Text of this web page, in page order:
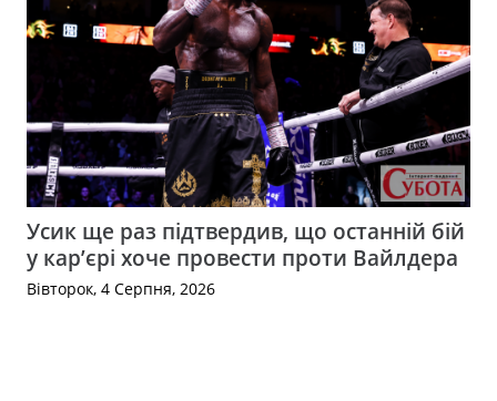
Усик ще раз підтвердив, що останній бій
у кар’єрі хоче провести проти Вайлдера
Вівторок, 4 Серпня, 2026